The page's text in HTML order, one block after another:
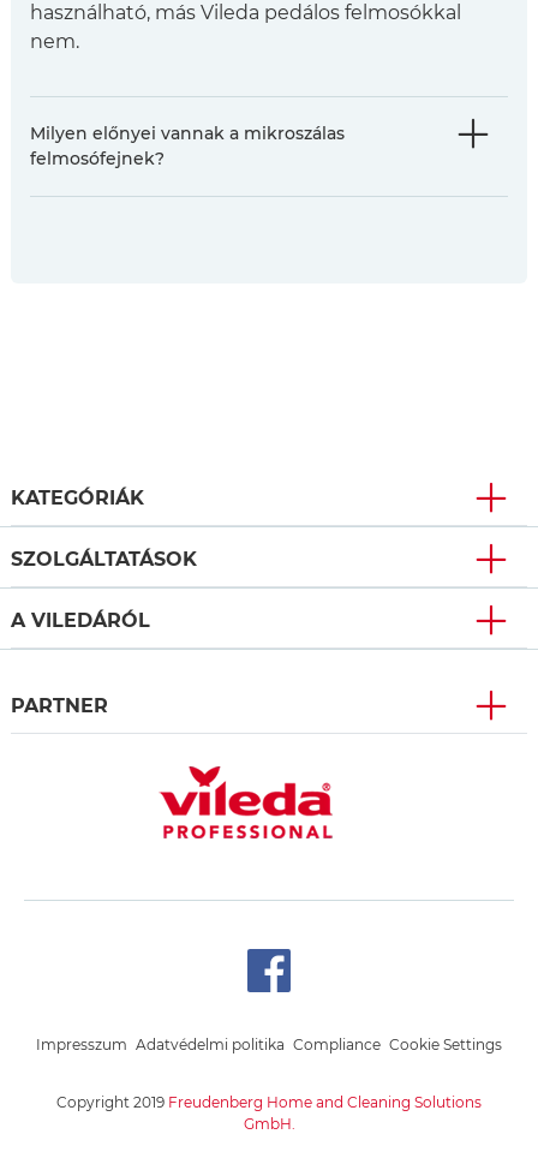
használható, más Vileda pedálos felmosókkal
nem.
Milyen előnyei vannak a mikroszálas
felmosófejnek?
KATEGÓRIÁK
SZOLGÁLTATÁSOK
A VILEDÁRÓL
PARTNER
Copyright 2019 Freudenberg Home and Cleaning Solutions
GmbH.
Impresszum Adatvédelmi politika Compliance Cookie Settings